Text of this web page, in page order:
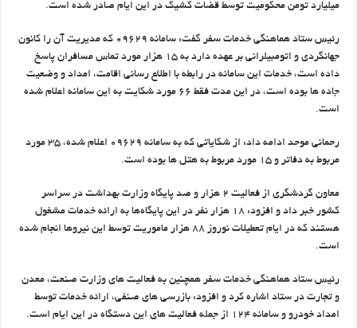
میلیارد تومن محکومیت توسط قضات کشیک در این ایام صادر شده است.
رئیس ستاد هماهنگی خدمات سفر گفت: سامانه ۰۹۶۲۹ که مدیریت آن را کانون
جهانگردی و اتومبیلرانی بر عهده دارد به ۱۵ هزار مورد تماس مسافران پاسخ
داده است، خدمات این سامانه در رابطه با اطلاع رسانی اقامت، امداد و وضعیت
جاده ها بوده است، در این مدت فقط ۶۶ مورد شکایت به این سامانه اعلام شده
است.
رحمانی موحد ادامه داد: از شکایاتی که به سامانه ۰۹۶۲۹ اعلام شده، ۳۵ مورد
مربوط به دفاتر و ۱۵ مورد مربوط به هتل ها بوده است.
معاون گردشگری از فعالیت ۲ هزار و صد پایگاه وزارت بهداشت در سراسر
کشور خبر داد و افزود: ۱۸ هزار نفر در این پایگاه‌ها به ارائه خدمات مشغول
هستند که در ایام تعطیلات نوروز ۸۸ هزار ماموریت توسط این نیروها انجام شده
است.
رئیس ستاد هماهنگی خدمات سفر همچنین به فعالیت های وزارت صنعت، معدن
و تجارت در ستاد اشاره کرد و افزود: بازرسی های صنفی، ارائه خدمات توسط
امداد خودرو و سامانه ۱۲۴ از جمله فعالیت های این دستگاه در این ایام است.